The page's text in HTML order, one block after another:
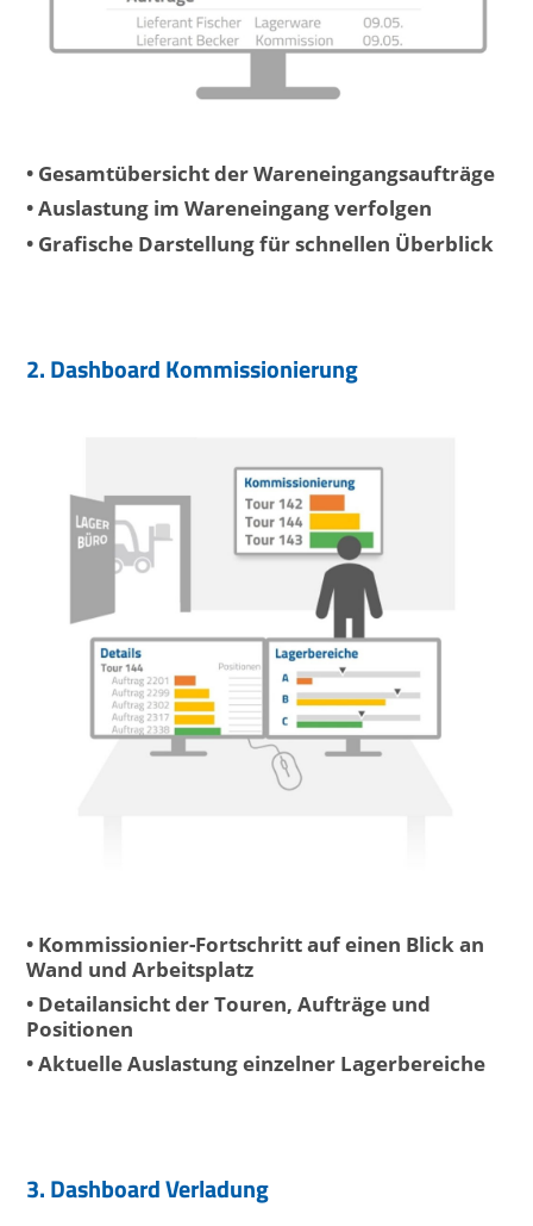
• Gesamtübersicht der Wareneingangsaufträge
• Auslastung im Wareneingang verfolgen
• Grafische Darstellung für schnellen Überblick
2. DashboardKommissionierung
• Kommissionier-Fortschritt auf einen Blick an
Wand und Arbeitsplatz
• Detailansicht der Touren, Aufträge und
Positionen
• Aktuelle Auslastung einzelner Lagerbereiche
3. Dashboard Verladung